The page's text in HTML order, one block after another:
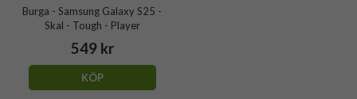
Burga - Samsung Galaxy S25 -
Skal - Tough - Player
549 kr
KÖP